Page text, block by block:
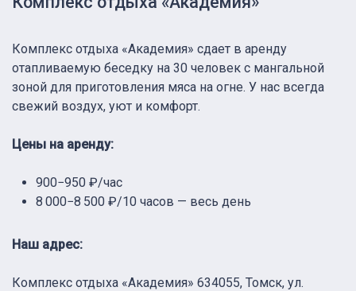
Комплекс отдыха «Академия» сдает в аренду
отапливаемую беседку на 30 человек с мангальной
зоной для приготовления мяса на огне. У нас всегда
свежий воздух, уют и комфорт.
Цены на аренду:
900−950 ₽/час
8 000−8 500 ₽/10 часов — весь день
Наш адрес:
Комплекс отдыха «Академия» 634055, Томск, ул.